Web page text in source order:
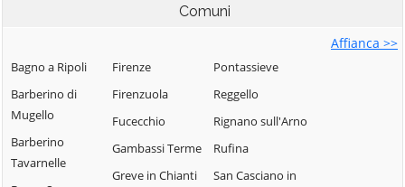
Comuni
Affianca >>
Bagno a Ripoli
Barberino di
Mugello
Barberino
Tavarnelle
Firenze
Firenzuola
Fucecchio
Gambassi Terme
Greve in Chianti
Pontassieve
Reggello
Rignano sull'Arno
Rufina
San Casciano in